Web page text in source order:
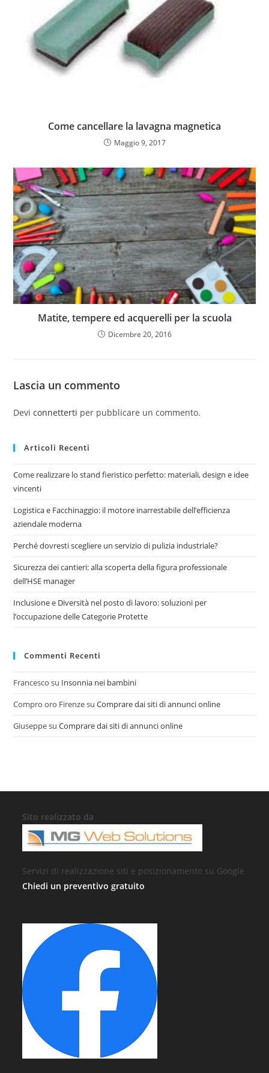
Come cancellare la lavagna magnetica
Maggio 9, 2017
Matite, tempere ed acquerelli per la scuola
Dicembre 20, 2016
Lascia un commento
Deviconnetterti per pubblicare un commento.
Articoli Recenti
Come realizzare lo stand fieristico perfetto: materiali, design e idee
vincenti
Logistica e Facchinaggio: il motore inarrestabile dell’efficienza
aziendale moderna
Perché dovresti scegliere un servizio di pulizia industriale?
Sicurezza dei cantieri: alla scoperta della figura professionale
dell’HSE manager
Inclusione e Diversità nel posto di lavoro: soluzioni per
l’occupazione delle Categorie Protette
Commenti Recenti
Francesco su Insonnia nei bambini
Compro oro FirenzesuComprare dai siti di annunci online
GiuseppesuComprare dai siti di annunci online
Sito realizzato da
Servizi di realizzazione siti e posizionamento su Google
Chiedi un preventivo gratuito